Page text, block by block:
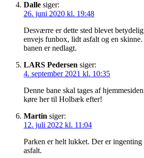
Dalle siger:
26. juni 2020 kl. 19:48
Desværre er dette sted blevet
envejs funbox, lidt asfalt og en skinne.
banen er nedlagt.
LARS Pedersen siger:
4. september 2021 kl. 10:35
Denne bane skal tages af
køre her til Holbæk efter!
Martin siger:
12. juli 2022 kl. 11:04
Parken er helt lukket. Der er ingenting
asfalt.